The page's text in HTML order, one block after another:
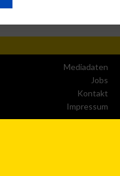
Mediadaten
Jobs
Kontakt
Impressum
auf einem
Auswahl von